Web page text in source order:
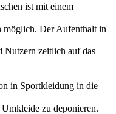
ist mit einem
möglich. Der Aufenthalt in
Nutzern zeitlich auf das
in Sportkleidung in die
zu deponieren.